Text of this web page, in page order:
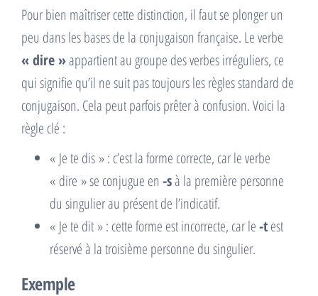
Pour bien maîtriser cette distinction, il faut se plonger un
peu dans les bases de la conjugaison française. Le verbe
« dire »appartient au groupe des verbes irréguliers, ce
qui signifie qu’il ne suit pas toujours les règles standard de
conjugaison. Cela peut parfois prêter à confusion. Voici la
règle clé :
« Je te dis » : c’est la forme correcte, car le verbe
« dire » se conjugue en -sà la première personne
du singulier au présent de l’indicatif.
« Je te dit » : cette forme est incorrecte, car le-test
réservé à la troisième personne du singulier.
Exemple